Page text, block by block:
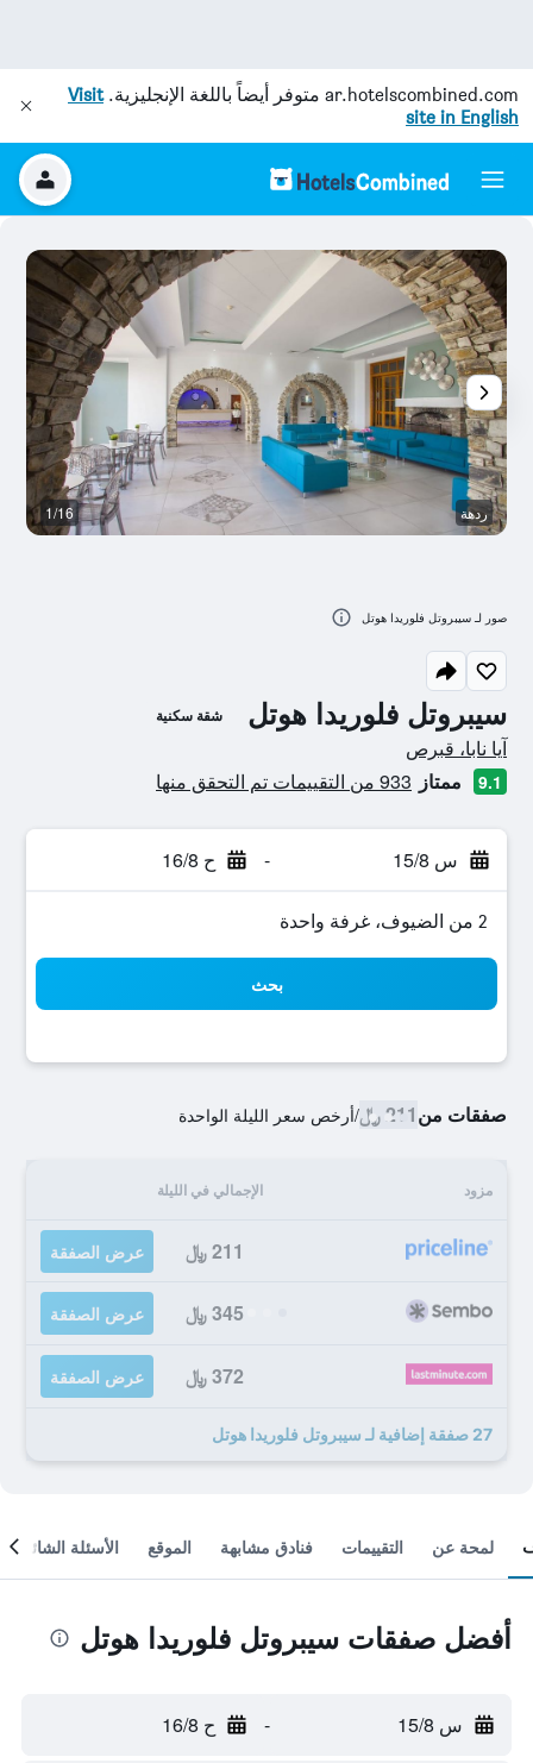
ar.hotelscombined.com متوفر أيضاً باللغة الإنجليزية.Visit
site in English
سيبروتل فلوريدا هوتل شقة سكنية
تقييم فئة 0
آيا نابا، قبرص
9.1 ممتاز 933 من التقييمات تم التحقق منها
س 15/8 - ح 16/8
2 من الضيوف، غرفة واحدة
بحث
صفقات من211 ﷼ /أرخص سعر الليلة الواحدة
مزود الإجمالي في الليلة
211 ﷼ عرض الصفقة
345 ﷼ عرض الصفقة
372 ﷼ عرض الصفقة
27 صفقة إضافية لـ سيبروتل فلوريدا هوتل
ردهة 1/16
صور لـ سيبروتل فلوريدا هوتل
لمحة عن التقييمات فنادق مشابهة الموقع الأسئلة الشائعة
أفضل صفقات سيبروتل فلوريدا هوتل
س 15/8 - ح 16/8